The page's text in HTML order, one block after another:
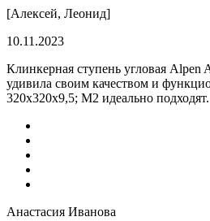
[Алексей, Леонид]
10.11.2023
Клинкерная ступень угловая Alpen
удивила своим качеством и
320x320x9,5; M2 идеально
Анастасия Иванова